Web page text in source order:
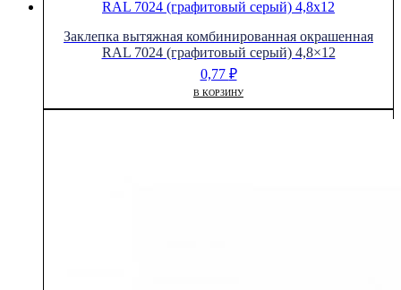
Заклепка вытяжная комбинированная окрашенная
RAL 7024 (графитовый серый) 4,8×12
0,77 ₽
В КОРЗИНУ